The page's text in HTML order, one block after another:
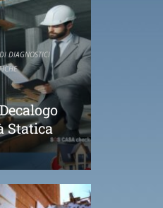
DIAGNOSTICI
Statica